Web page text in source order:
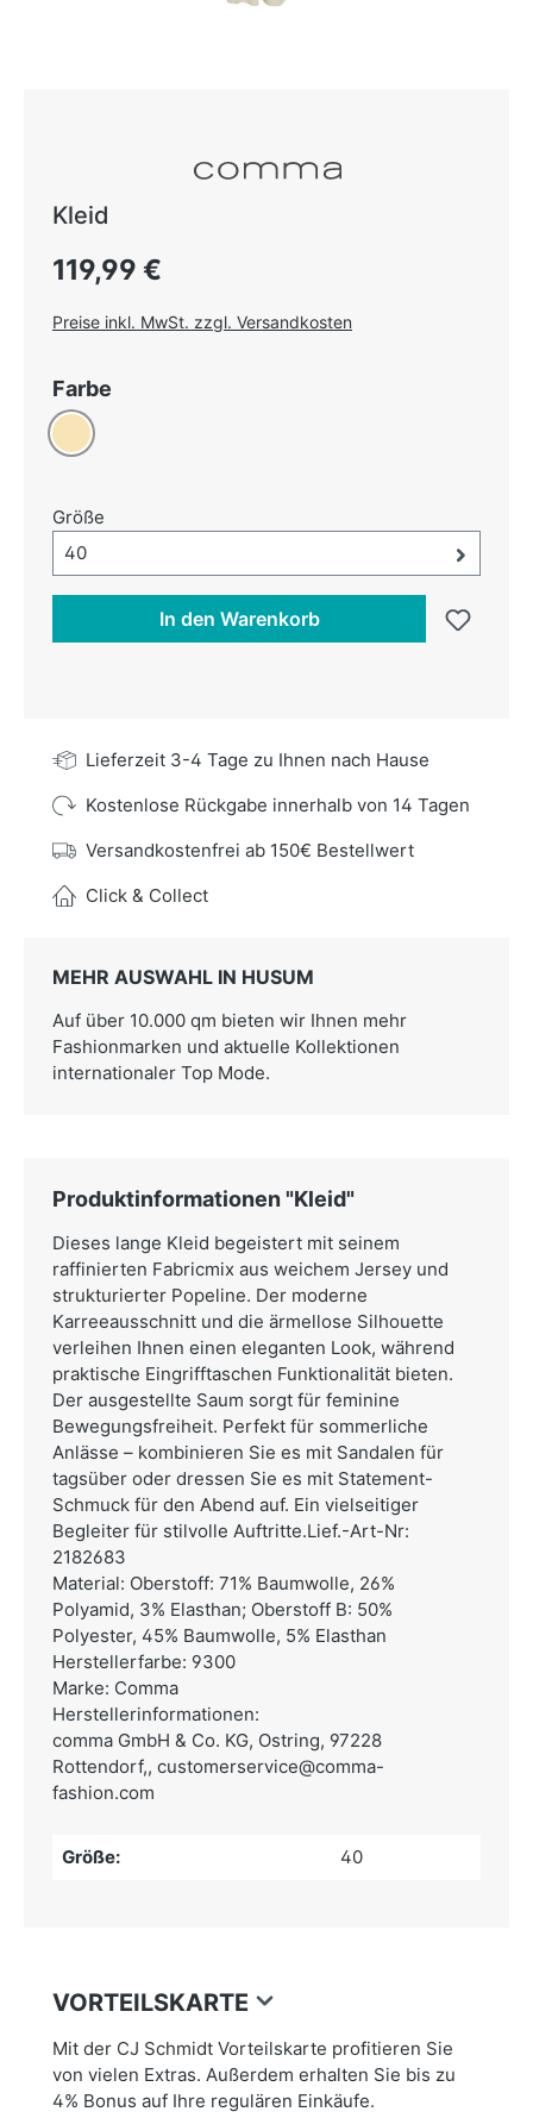
Kleid
Regulärer Preis:
119,99 €
Preise inkl. MwSt. zzgl. Versandkosten
Farbe
Beige
Größe
Größe-Auswahl öffnen, aktuell ausgewählt:
40
In den Warenkorb
Lieferzeit 3-4 Tage zu Ihnen nach Hause
Kostenlose Rückgabe innerhalb von 14 Tagen
Versandkostenfrei ab 150€ Bestellwert
Click & Collect
MEHR AUSWAHL IN HUSUM
Auf über 10.000 qm bieten wir Ihnen mehr
Fashionmarken und aktuelle Kollektionen
internationaler Top Mode.
Produktinformationen "Kleid"
Dieses lange Kleid begeistert mit seinem
raffinierten Fabricmix aus weichem Jersey und
strukturierter Popeline. Der moderne
Karreeausschnitt und die ärmellose Silhouette
verleihen Ihnen einen eleganten Look, während
praktische Eingrifftaschen Funktionalität bieten.
Der ausgestellte Saum sorgt für feminine
Bewegungsfreiheit. Perfekt für sommerliche
Anlässe – kombinieren Sie es mit Sandalen für
tagsüber oder dressen Sie es mit Statement-
Schmuck für den Abend auf. Ein vielseitiger
Begleiter für stilvolle Auftritte.Lief.-Art-Nr:
2182683
Material: Oberstoff: 71% Baumwolle, 26%
Polyamid, 3% Elasthan; Oberstoff B: 50%
Polyester, 45% Baumwolle, 5% Elasthan
Herstellerfarbe: 9300
Marke: Comma
Herstellerinformationen:
comma GmbH & Co. KG, Ostring, 97228
Rottendorf,, customerservice@comma-
fashion.com
Größe: 40
VORTEILSKARTE
Mit der CJ Schmidt Vorteilskarte profitieren Sie
von vielen Extras. Außerdem erhalten Sie bis zu
4% Bonus auf Ihre regulären Einkäufe.